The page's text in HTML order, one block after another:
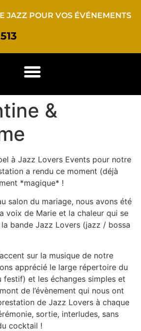
JAZZ POUR VOS ÉVÉNEMENTS
&
à Jazz Lovers Events pour notre
a rendu ce moment (déjà
*magique* !
salon du mariage, nous avons été
voix de Marie et la chaleur qui se
bande Jazz Lovers (jazz / bossa
sur la musique de notre
apprécié le large répertoire du
festif) et les échanges simples et
de l’évènement qui nous ont
de Jazz Lovers à chaque
sortie, interludes, sans
cocktail !